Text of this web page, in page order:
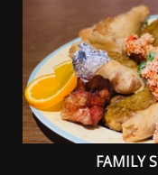
FAMILY